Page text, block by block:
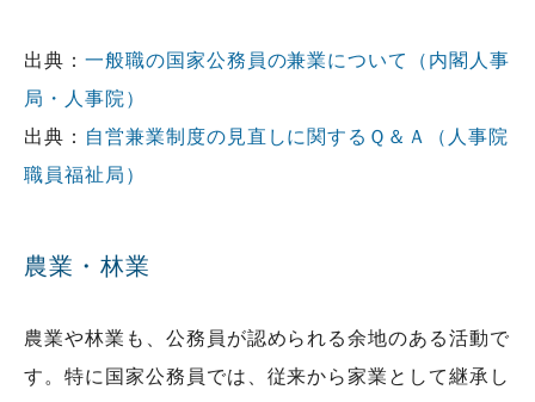
出典： 一般職の国家公務員の兼業について（内閣人事
局・人事院）
出典： 自営兼業制度の見直しに関するＱ＆Ａ（人事院
職員福祉局）
農業・林業
農業や林業も、公務員が認められる余地のある活動で
す。特に国家公務員では、従来から家業として継承し